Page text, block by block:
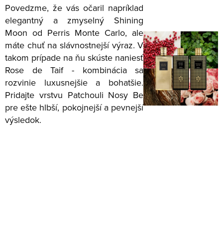
Povedzme, že vás očaril napríklad
elegantný a zmyselný Shining
Moon od Perris Monte Carlo, ale
máte chuť na slávnostnejší výraz. V
takom prípade na ňu skúste naniesť
Rose de Taif - kombinácia sa
rozvinie luxusnejšie a bohatšie.
Pridajte vrstvu Patchouli Nosy Be
pre ešte hlbší, pokojnejší a pevnejší
výsledok.